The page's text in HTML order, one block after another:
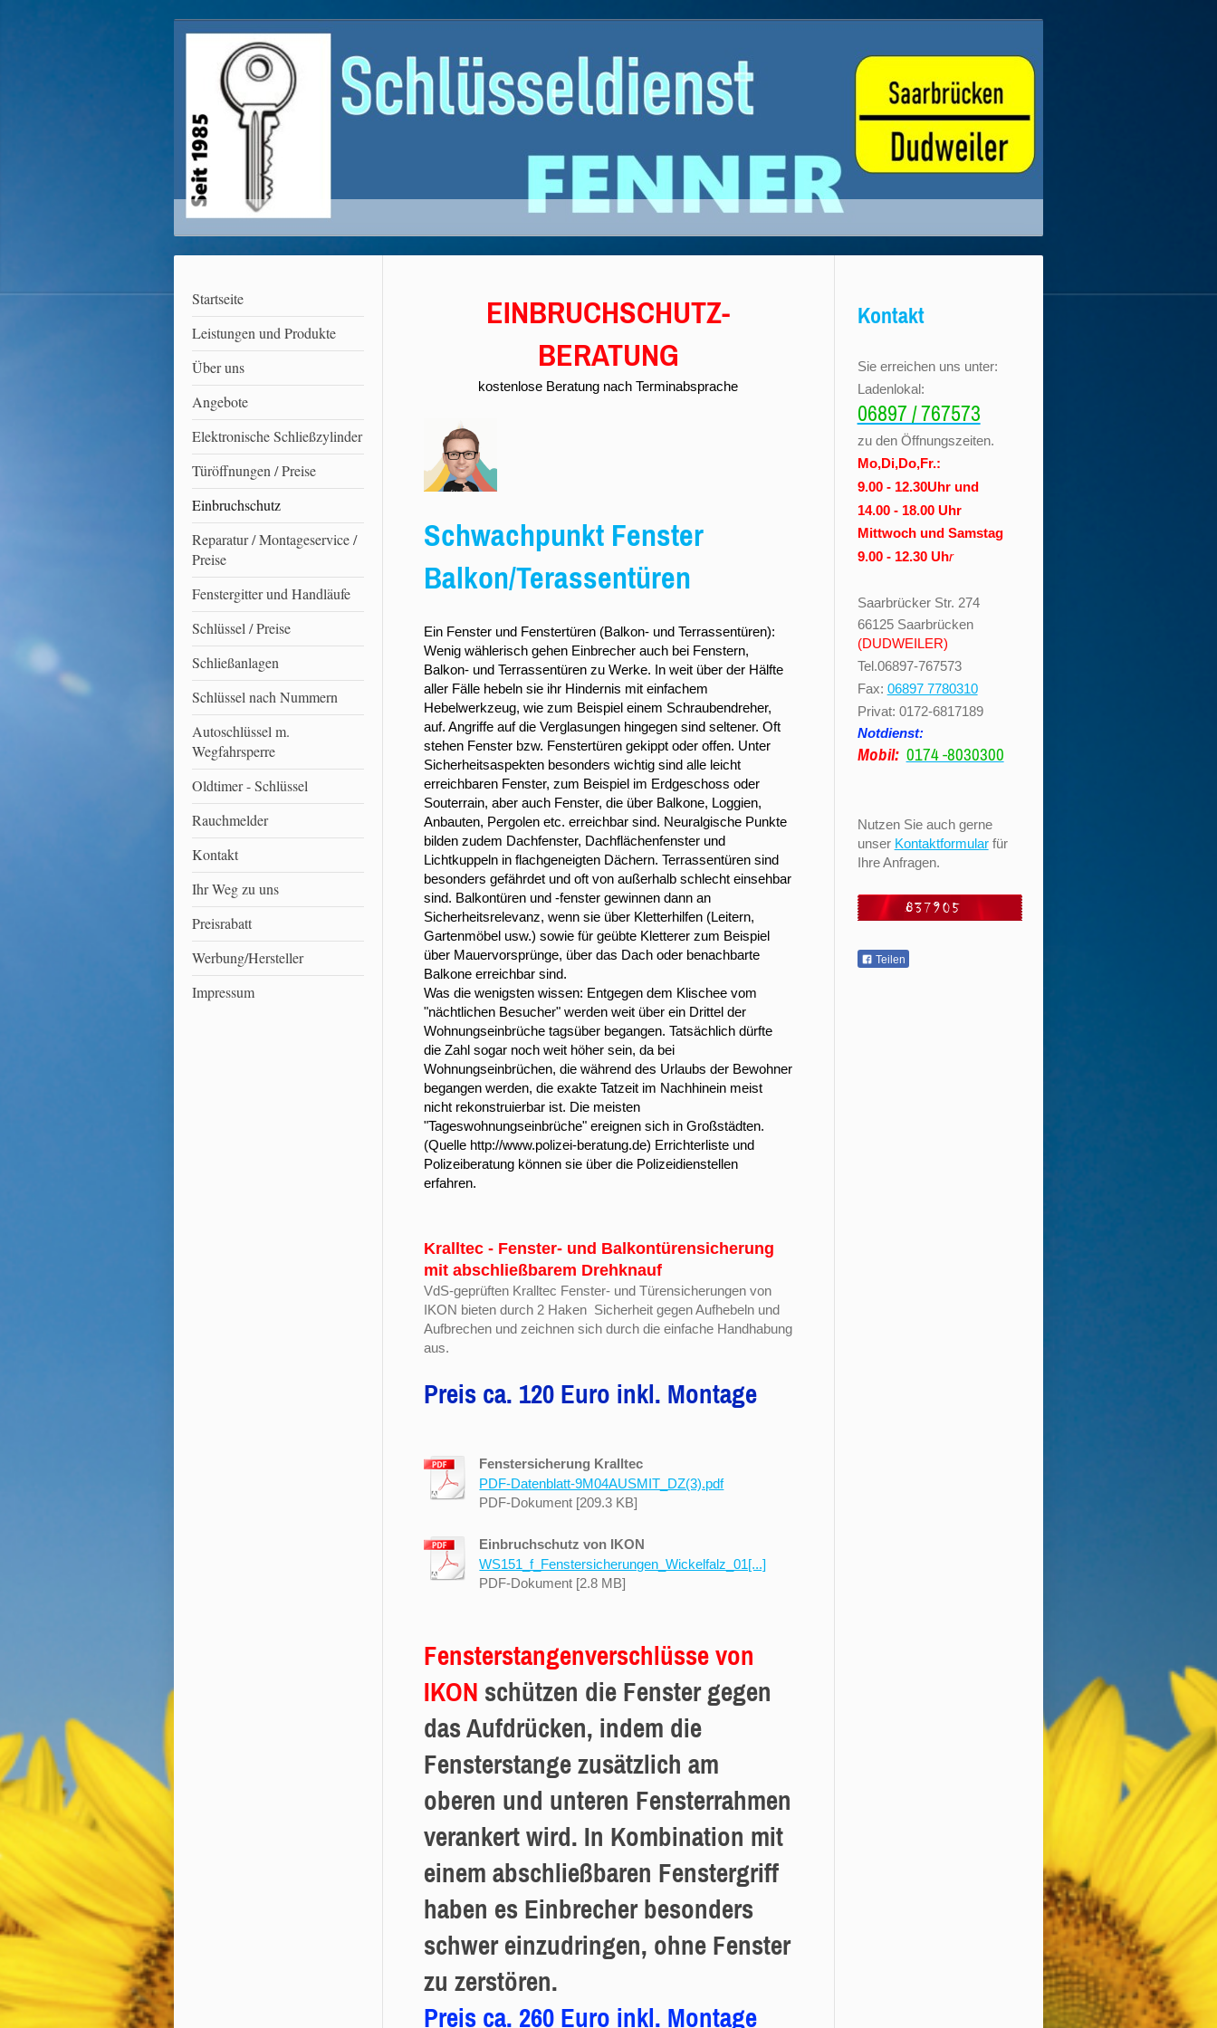
Startseite
Leistungen und Produkte
Über uns
Angebote
Elektronische Schließzylinder
Türöffnungen / Preise
Einbruchschutz
Reparatur / Montageservice /
Preise
Fenstergitter und Handläufe
Schlüssel / Preise
Schließanlagen
Schlüssel nach Nummern
Autoschlüssel m.
Wegfahrsperre
Oldtimer - Schlüssel
Rauchmelder
Kontakt
Ihr Weg zu uns
Preisrabatt
Werbung/Hersteller
Impressum
EINBRUCHSCHUTZ-
BERATUNG
kostenlose Beratung nach Terminabsprache
Schwachpunkt Fenster
Balkon/Terassentüren
Ein Fenster und Fenstertüren (Balkon- und Terrassentüren):
Wenig wählerisch gehen Einbrecher auch bei Fenstern,
Balkon- und Terrassentüren zu Werke. In weit über der Hälfte
aller Fälle hebeln sie ihr Hindernis mit einfachem
Hebelwerkzeug, wie zum Beispiel einem Schraubendreher,
auf. Angriffe auf die Verglasungen hingegen sind seltener. Oft
stehen Fenster bzw. Fenstertüren gekippt oder offen. Unter
Sicherheitsaspekten besonders wichtig sind alle leicht
erreichbaren Fenster, zum Beispiel im Erdgeschoss oder
Souterrain, aber auch Fenster, die über Balkone, Loggien,
Anbauten, Pergolen etc. erreichbar sind. Neuralgische Punkte
bilden zudem Dachfenster, Dachflächenfenster und
Lichtkuppeln in flachgeneigten Dächern. Terrassentüren sind
besonders gefährdet und oft von außerhalb schlecht einsehbar
sind. Balkontüren und -fenster gewinnen dann an
Sicherheitsrelevanz, wenn sie über Kletterhilfen (Leitern,
Gartenmöbel usw.) sowie für geübte Kletterer zum Beispiel
über Mauervorsprünge, über das Dach oder benachbarte
Balkone erreichbar sind.
Was die wenigsten wissen: Entgegen dem Klischee vom
"nächtlichen Besucher" werden weit über ein Drittel der
Wohnungseinbrüche tagsüber begangen. Tatsächlich dürfte
die Zahl sogar noch weit höher sein, da bei
Wohnungseinbrüchen, die während des Urlaubs der Bewohner
begangen werden, die exakte Tatzeit im Nachhinein meist
nicht rekonstruierbar ist. Die meisten
"Tageswohnungseinbrüche" ereignen sich in Großstädten.
(Quelle http://www.polizei-beratung.de) Errichterliste und
Polizeiberatung können sie über die Polizeidienstellen
erfahren.
Kralltec - Fenster- und Balkontürensicherung
mit abschließbarem Drehknauf
VdS-geprüften Kralltec Fenster- und Türensicherungen von
IKON bieten durch 2 Haken Sicherheit gegen Aufhebeln und
Aufbrechen und zeichnen sich durch die einfache Handhabung
aus.
Preis ca. 120 Euro inkl. Montage
Fenstersicherung Kralltec
PDF-Datenblatt-9M04AUSMIT_DZ(3).pdf
PDF-Dokument [209.3 KB]
Einbruchschutz von IKON
WS151_f_Fenstersicherungen_Wickelfalz_01[...]
PDF-Dokument [2.8 MB]
Fensterstangenverschlüsse von
IKON schützen die Fenster gegen
das Aufdrücken, indem die
Fensterstange zusätzlich am
oberen und unteren Fensterrahmen
verankert wird. In Kombination mit
einem abschließbaren Fenstergriff
haben es Einbrecher besonders
schwer einzudringen, ohne Fenster
zu zerstören.
Preis ca. 260 Euro inkl. Montage
Kontakt
Sie erreichen uns unter:
Ladenlokal:
06897 / 767573
zu den Öffnungszeiten.
Mo,Di,Do,Fr.:
9.00 - 12.30Uhr und
14.00 - 18.00 Uhr
Mittwoch und Samstag
9.00 - 12.30 Uhr
Saarbrücker Str. 274
66125 Saarbrücken
(DUDWEILER)
Tel.06897-767573
Fax: 06897 7780310
Privat: 0172-6817189
Notdienst:
Mobil: 0174 -8030300
Nutzen Sie auch gerne
unser Kontaktformularfür
Ihre Anfragen.
Teilen